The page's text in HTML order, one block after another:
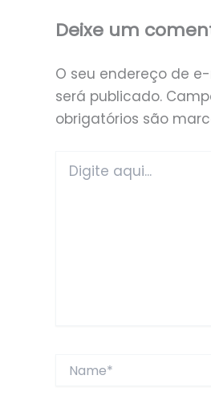
Deixe um
O seu endereço de
será publicado.
obrigatórios são
aqui...